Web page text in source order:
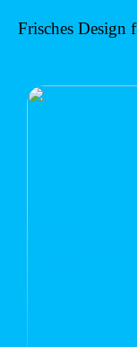
Frisches Design